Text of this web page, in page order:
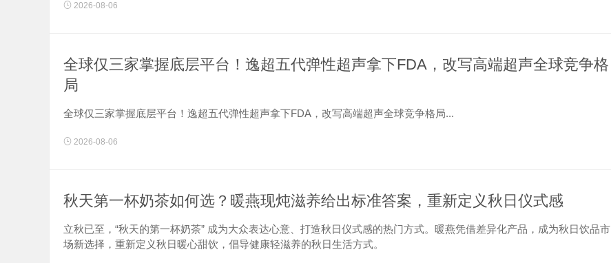
2026-08-06
全球仅三家掌握底层平台！逸超五代弹性超声拿下FDA，改写高端超声全球竞争格
局
全球仅三家掌握底层平台！逸超五代弹性超声拿下FDA，改写高端超声全球竞争格局...
2026-08-06
秋天第一杯奶茶如何选？暖燕现炖滋养给出标准答案，重新定义秋日仪式感
立秋已至，“秋天的第一杯奶茶” 成为大众表达心意、打造秋日仪式感的热门方式。暖燕凭借差异化产品，成为秋日饮品市
场新选择，重新定义秋日暖心甜饮，倡导健康轻滋养的秋日生活方式。